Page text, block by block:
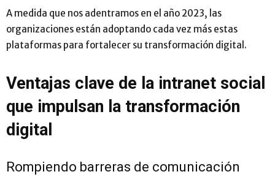
A medida que nos adentramos en el año 2023, las
organizaciones están adoptando cada vez más estas
plataformas para fortalecer su transformación digital.
Ventajas clave de la intranet social
que impulsan la transformación
digital
Rompiendo barreras de comunicación